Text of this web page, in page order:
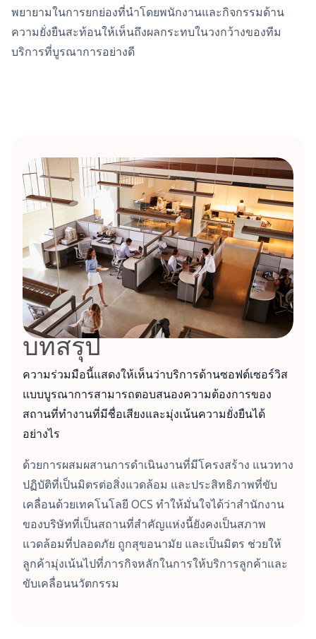
พยายามในการยกย่องที่นําโดยพนักงานและกิจกรรมด้าน
ความยั่งยืนสะท้อนให้เห็นถึงผลกระทบในวงกว้างของทีม
บริการที่บูรณาการอย่างดี
บทสรุป
ความร่วมมือนี้แสดงให้เห็นว่าบริการด้านซอฟต์เซอร์วิส
แบบบูรณาการสามารถตอบสนองความต้องการของ
สถานที่ทํางานที่มีชื่อเสียงและมุ่งเน้นความยั่งยืนได้
อย่างไร
ด้วยการผสมผสานการดําเนินงานที่มีโครงสร้าง แนวทาง
ปฏิบัติที่เป็นมิตรต่อสิ่งแวดล้อม และประสิทธิภาพที่ขับ
เคลื่อนด้วยเทคโนโลยี OCS ทําให้มั่นใจได้ว่าสํานักงาน
ของบริษัทที่เป็นสถานที่สําคัญแห่งนี้ยังคงเป็นสภาพ
แวดล้อมที่ปลอดภัย ถูกสุขอนามัย และเป็นมิตร ช่วยให้
ลูกค้ามุ่งเน้นไปที่ภารกิจหลักในการให้บริการลูกค้าและ
ขับเคลื่อนนวัตกรรม